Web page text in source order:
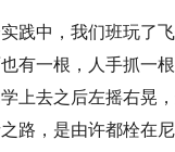
践中，我们班玩了
有一根，人手抓一
上去之后左摇右晃
路，是由许都栓在